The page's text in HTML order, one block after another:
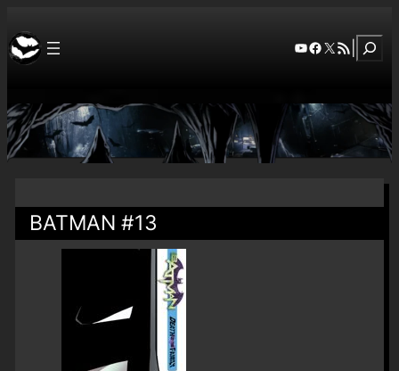
YouTube
Facebook
X RSS Feed
BATMAN #13